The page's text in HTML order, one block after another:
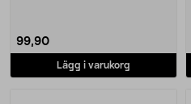
99,90
Lägg i varukorg